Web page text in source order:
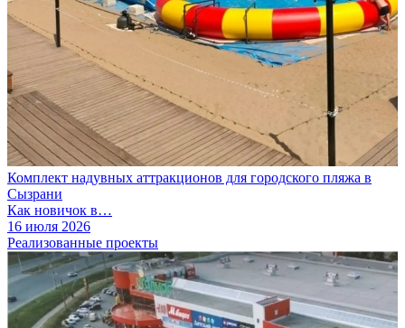
Комплект надувных аттракционов для городского пляжа в
Сызрани
Как новичок в…
16 июля 2026
Реализованные проекты